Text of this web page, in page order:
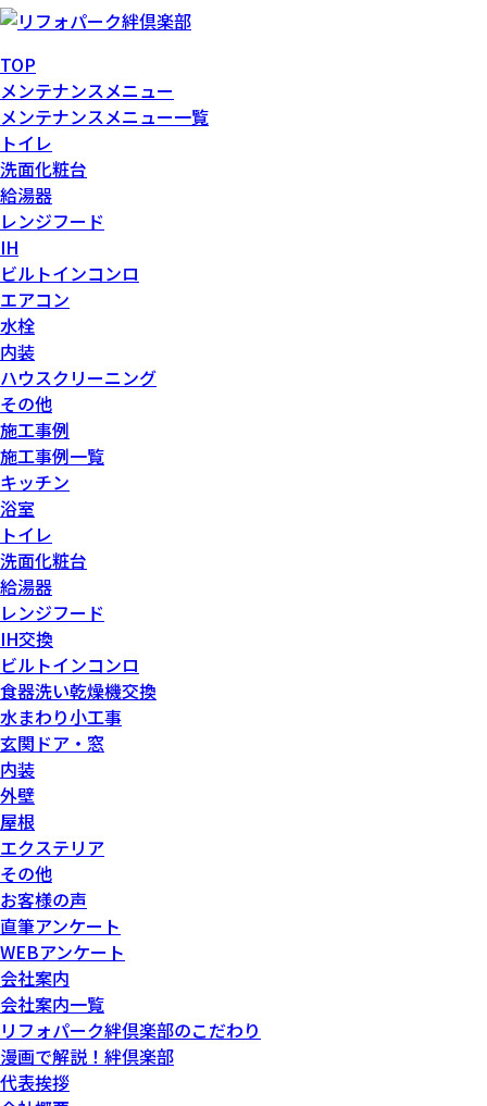
TOP
メンテナンスメニュー
メンテナンスメニュー一覧
トイレ
洗面化粧台
給湯器
レンジフード
IH
ビルトインコンロ
エアコン
水栓
内装
ハウスクリーニング
その他
施工事例
施工事例一覧
キッチン
浴室
トイレ
洗面化粧台
給湯器
レンジフード
IH交換
ビルトインコンロ
食器洗い乾燥機交換
水まわり小工事
玄関ドア・窓
内装
外壁
屋根
エクステリア
その他
お客様の声
直筆アンケート
WEBアンケート
会社案内
会社案内一覧
リフォパーク絆倶楽部のこだわり
漫画で解説！絆倶楽部
代表挨拶